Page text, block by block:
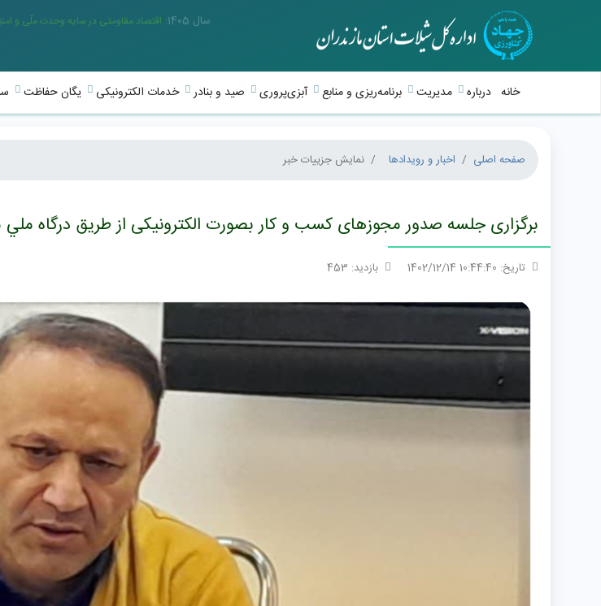
سال 1405: اقتصاد مقاومتی در سایه وحدت ملّی و
خانه درباره مدیریت برنامه‌ریزی و منابع آبزی‌پروری صید و بنادر خدمات الکترونیکی یگان حفاظت
صفحه اصلی اخبار و رویدادها نمایش جزییات خبر
برگزاری جلسه صدور مجوزهای کسب و کار بصورت الکترونیکی از طریق درگاه ملي
تاریخ: 10:44:40 1402/12/14 بازدید: 453